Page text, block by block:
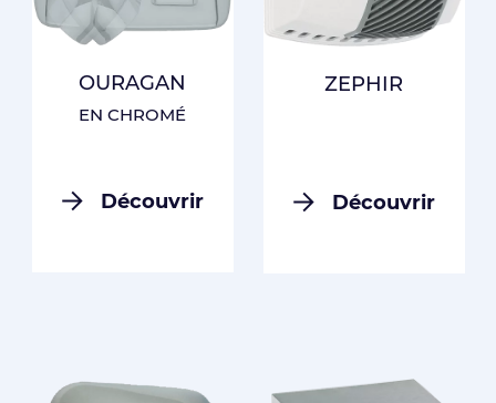
OURAGAN
EN CHROMÉ
Découvrir
ZEPHIR
Découvrir